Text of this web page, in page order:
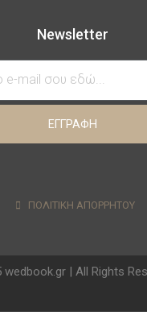
Newsletter
ΕΓΓΡΑΦΗ
ΠΟΛΙΤΙΚΗ ΑΠΟΡΡΗΤΟΥ
| All Rights